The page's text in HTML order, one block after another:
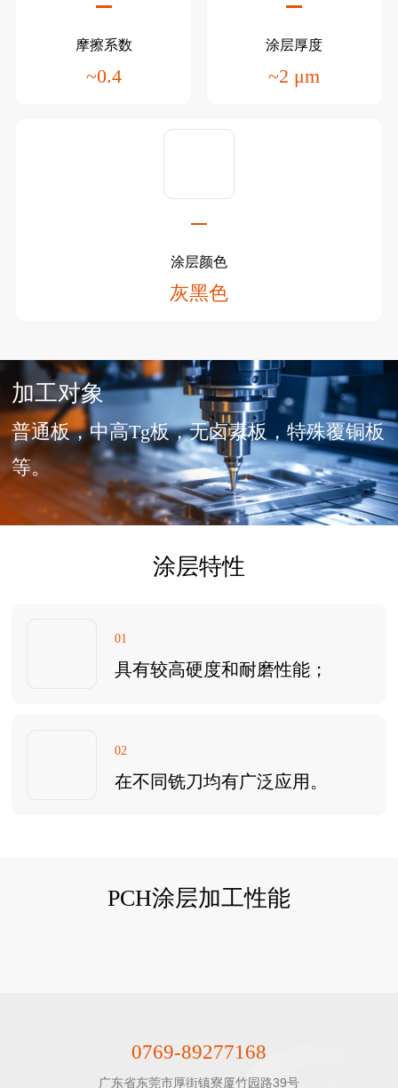
摩擦系数
~0.4
涂层厚度
~2 μm
涂层颜色
灰黑色
加工对象
普通板，中高Tg板，无卤素板，特殊覆铜板
等。
涂层特性
01
具有较高硬度和耐磨性能；
02
在不同铣刀均有广泛应用。
PCH涂层加工性能
0769-89277168
广东省东莞市厚街镇寮厦竹园路39号